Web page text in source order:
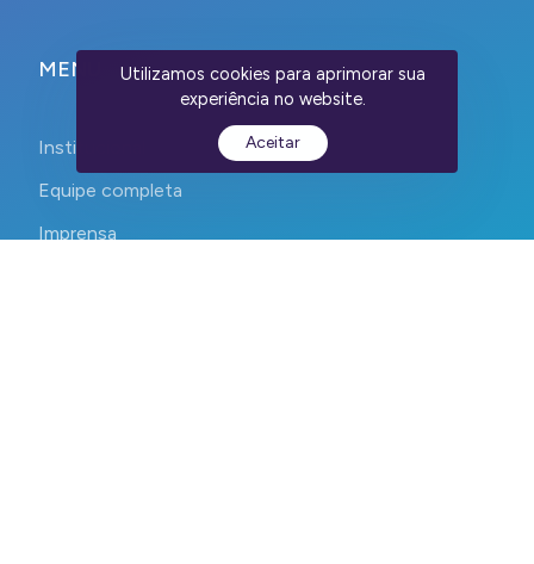
MENU
Institucional
Equipe completa
Imprensa
Utilizamos cookies para aprimorar sua
experiência no website.
Aceitar